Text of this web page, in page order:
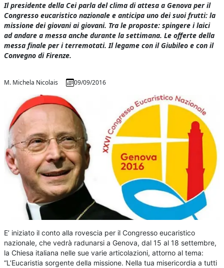
Il presidente della Cei parla del clima di attesa a Genova per il
Congresso eucaristico nazionale e anticipa uno dei suoi frutti: la
missione dei giovani ai giovani. Tra le proposte: spingere i laici
ad andare a messa anche durante la settimana. Le offerte della
messa finale per i terremotati. Il legame con il Giubileo e con il
Convegno di Firenze.
M. Michela Nicolais 09/09/2016
E’ iniziato il conto alla rovescia per il Congresso eucaristico
nazionale, che vedrà radunarsi a Genova, dal 15 al 18 settembre,
la Chiesa italiana nelle sue varie articolazioni, attorno al tema:
“L’Eucaristia sorgente della missione. Nella tua misericordia a tutti